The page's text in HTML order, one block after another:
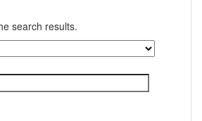
search results.